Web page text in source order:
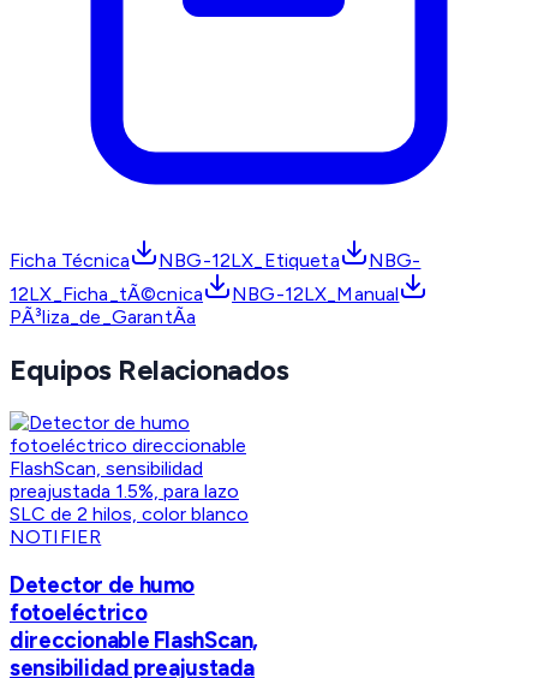
Ficha Técnica NBG-12LX_Etiqueta
NBG-
12LX_Ficha_tÃ©cnica
NBG-12LX_Manual
PÃ³liza_de_GarantÃ­a
Equipos Relacionados
NOTIFIER
Detector de humo
fotoeléctrico
direccionable FlashScan,
sensibilidad preajustada